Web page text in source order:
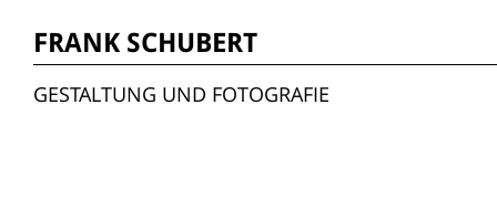
FRANK SCHUBERT
GESTALTUNG UND FOTOGRAFIE